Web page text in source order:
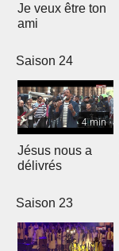
Je veux être ton
ami
Saison 24
4 min
Jésus nous a
délivrés
Saison 23